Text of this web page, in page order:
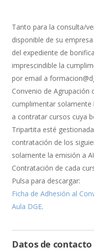
de
Bonificación
Tanto para la consulta/
disponible de su
del expediente de
imprescindible la
por email a
Convenio de Agrupación
cumplimentar solamente
a contratar cursos cuya
Tripartita esté
contratación de los
solamente la emisión a
Contratación de cada
Pulsa para descargar:
Ficha de Adhesión al
Aula DGE.
Datos de contacto